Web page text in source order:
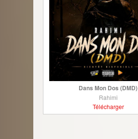
Dans Mon Dos (DMD)
Rahimi
Télécharger